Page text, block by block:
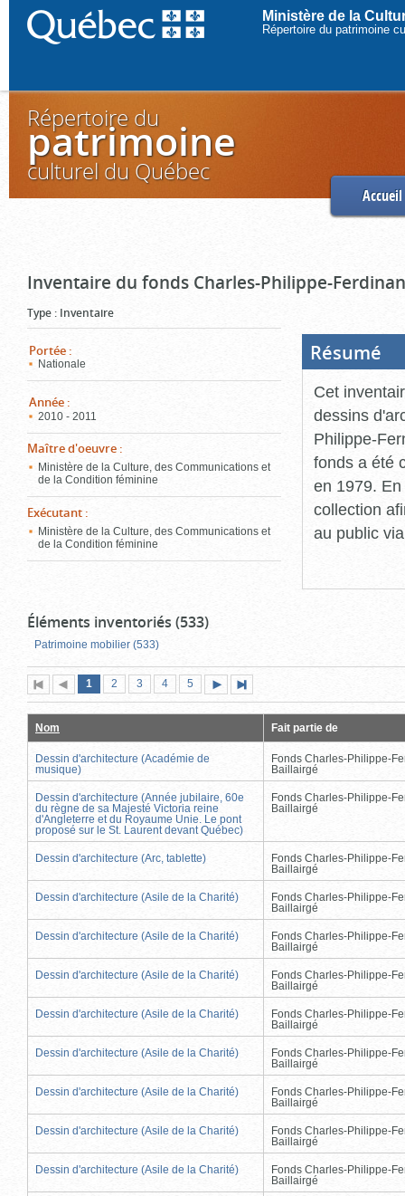
Ministère de la
Répertoire du patrimoine
Répertoire du
patrimoine
culturel du Québec
Accueil
Inventaire du fonds Charles-Philippe-
Type : Inventaire
Portée :
Nationale
Année :
2010 - 2011
Maître d'oeuvre :
Ministère de la Culture, des Communications et
de la Condition féminine
Exécutant :
Ministère de la Culture, des Communications et
de la Condition féminine
Résumé
Cet
dessins
Philippe-
fonds a été
en 1979.
collection
au public
Éléments inventoriés (533)
Patrimoine mobilier (533)
Première
page
Page
précédente
Page
1 (page
actuelle)
Page
2 Page
3 Page
4 Page
5
suivante
page
Nom Fait partie de
Dessin d'architecture (Académie de
musique)
Fonds Charles-Philippe-
Baillairgé
Dessin d'architecture (Année jubilaire, 60e
du règne de sa Majesté Victoria reine
d'Angleterre et du Royaume Unie. Le pont
proposé sur le St. Laurent devant Québec)
Fonds Charles-Philippe-
Baillairgé
Dessin d'architecture (Arc, tablette)
Fonds Charles-Philippe-
Baillairgé
Dessin d'architecture (Asile de la Charité)
Fonds Charles-Philippe-
Baillairgé
Dessin d'architecture (Asile de la Charité)
Fonds Charles-Philippe-
Baillairgé
Dessin d'architecture (Asile de la Charité)
Fonds Charles-Philippe-
Baillairgé
Dessin d'architecture (Asile de la Charité)
Fonds Charles-Philippe-
Baillairgé
Dessin d'architecture (Asile de la Charité)
Fonds Charles-Philippe-
Baillairgé
Dessin d'architecture (Asile de la Charité)
Fonds Charles-Philippe-
Baillairgé
Dessin d'architecture (Asile de la Charité)
Fonds Charles-Philippe-
Baillairgé
Dessin d'architecture (Asile de la Charité)
Fonds Charles-Philippe-
Baillairgé